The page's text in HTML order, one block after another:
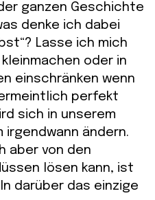
ganzen Geschichte
denke ich dabei
Lasse ich mich
oder in
einschränken wenn
perfekt
sich in unserem
irgendwann ändern.
aber von den
lösen kann, ist
darüber das einzige